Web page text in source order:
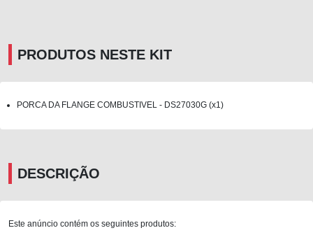
PRODUTOS NESTE KIT
PORCA DA FLANGE COMBUSTIVEL - DS27030G (x1)
DESCRIÇÃO
Este anúncio contém os seguintes produtos: